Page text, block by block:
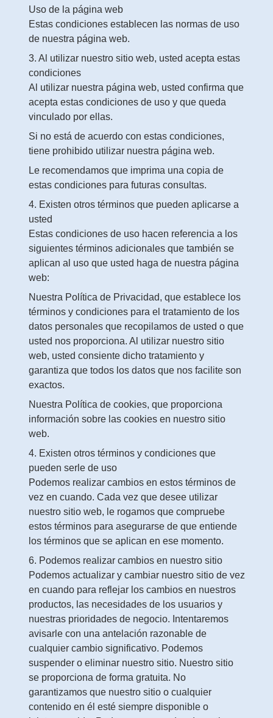
Uso de la página web
Estas condiciones establecen las normas de uso
de nuestra página web.
3. Al utilizar nuestro sitio web, usted acepta estas
condiciones
Al utilizar nuestra página web, usted confirma que
acepta estas condiciones de uso y que queda
vinculado por ellas.
Si no está de acuerdo con estas condiciones,
tiene prohibido utilizar nuestra página web.
Le recomendamos que imprima una copia de
estas condiciones para futuras consultas.
4. Existen otros términos que pueden aplicarse a
usted
Estas condiciones de uso hacen referencia a los
siguientes términos adicionales que también se
aplican al uso que usted haga de nuestra página
web:
Nuestra Política de Privacidad, que establece los
términos y condiciones para el tratamiento de los
datos personales que recopilamos de usted o que
usted nos proporciona. Al utilizar nuestro sitio
web, usted consiente dicho tratamiento y
garantiza que todos los datos que nos facilite son
exactos.
Nuestra Política de cookies, que proporciona
información sobre las cookies en nuestro sitio
web.
4. Existen otros términos y condiciones que
pueden serle de uso
Podemos realizar cambios en estos términos de
vez en cuando. Cada vez que desee utilizar
nuestro sitio web, le rogamos que compruebe
estos términos para asegurarse de que entiende
los términos que se aplican en ese momento.
6. Podemos realizar cambios en nuestro sitio
Podemos actualizar y cambiar nuestro sitio de vez
en cuando para reflejar los cambios en nuestros
productos, las necesidades de los usuarios y
nuestras prioridades de negocio. Intentaremos
avisarle con una antelación razonable de
cualquier cambio significativo. Podemos
suspender o eliminar nuestro sitio. Nuestro sitio
se proporciona de forma gratuita. No
garantizamos que nuestro sitio o cualquier
contenido en él esté siempre disponible o